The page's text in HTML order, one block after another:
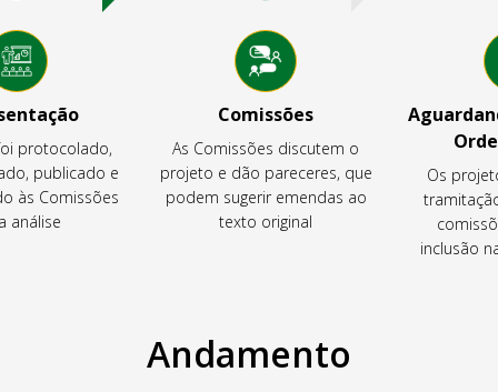
protocolado,
publicado e
às Comissões
análise
Comissões
As Comissões discutem o
projeto e dão pareceres, que
podem sugerir emendas ao
texto original
Os
inclusão
Andamento